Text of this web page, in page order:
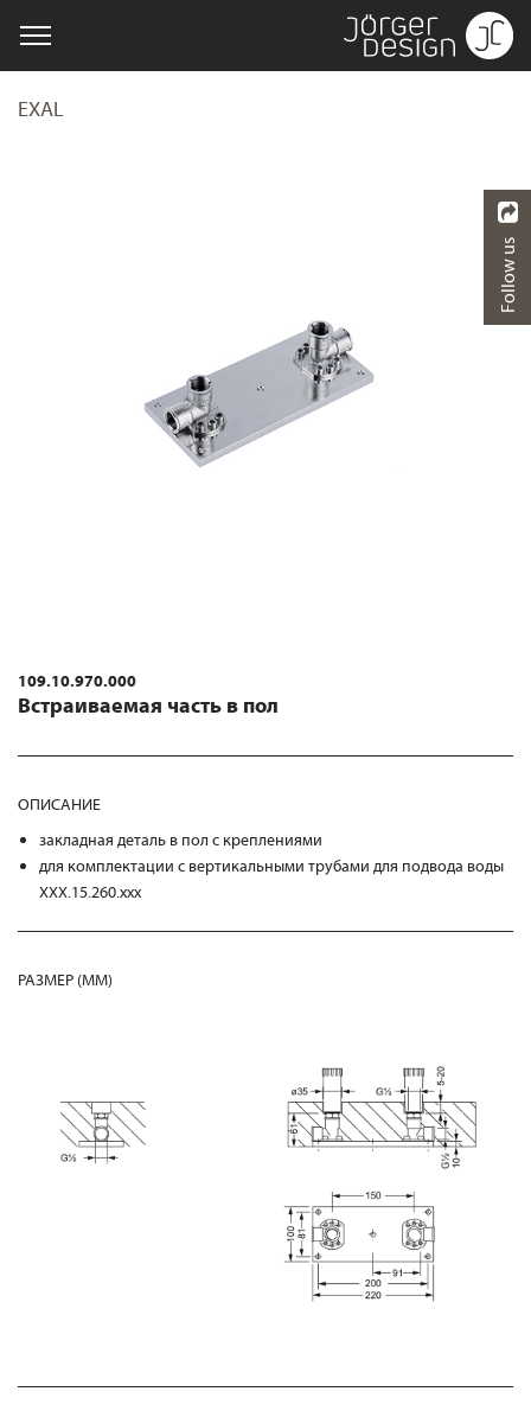
EXAL
109.10.970.000
Встраиваемая часть в пол
ОПИСАНИЕ
закладная деталь в пол с креплениями
для комплектации с вертикальными трубами для подвода воды
XXX.15.260.xxx
РАЗМЕР (MM)
Follow us